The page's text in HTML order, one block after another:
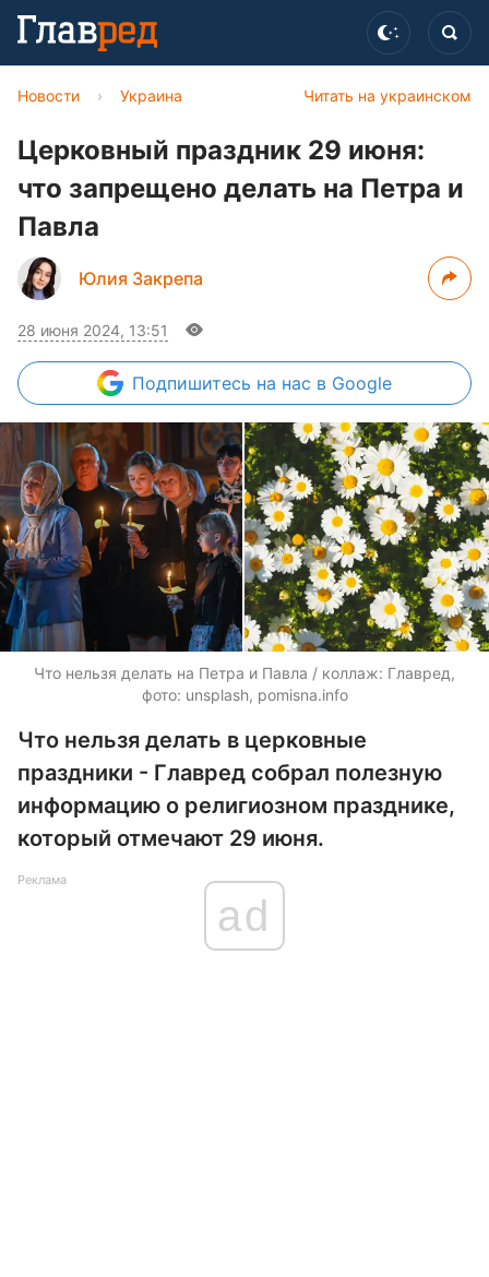
Читать на украинском
Новости › Украина
Церковный праздник 29 июня:
что запрещено делать на Петра и
Павла
Юлия Закрепа
28 июня 2024, 13:51
Подпишитесь на нас в Google
Что нельзя делать на Петра и Павла / коллаж: Главред,
фото: unsplash, pomisna.info
Что нельзя делать в церковные
праздники - Главред собрал полезную
информацию о религиозном празднике,
который отмечают 29 июня.
Реклама
ad